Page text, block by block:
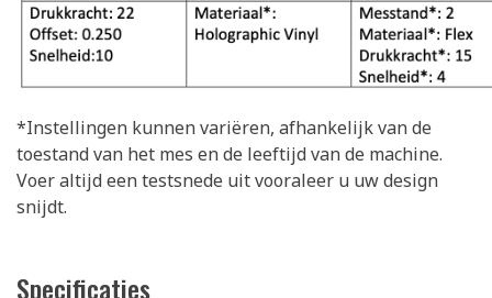
*Instellingen kunnen variëren, afhankelijk van de
toestand van het mes en de leeftijd van de machine.
Voer altijd een testsnede uit vooraleer u uw design
snijdt.
Specificaties